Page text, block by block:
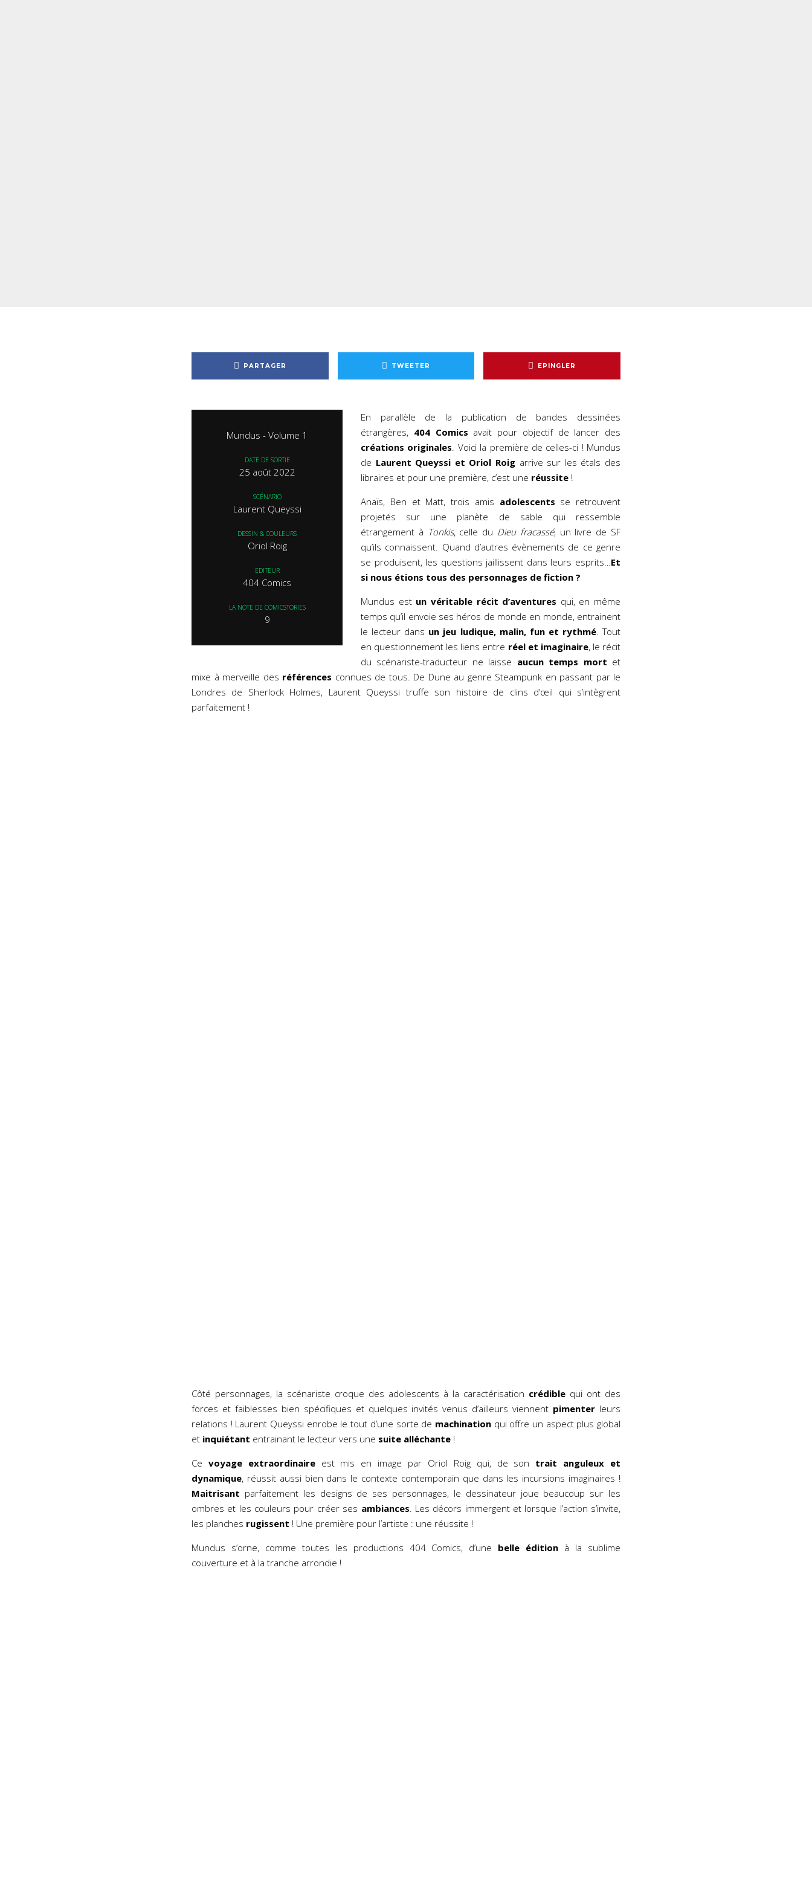
PARTAGER TWEETER EPINGLER
Mundus - Volume 1
DATE DE SORTIE
25 août 2022
SCÉNARIO
Laurent Queyssi
DESSIN & COULEURS
Oriol Roig
EDITEUR
404 Comics
LA NOTE DE COMICSTORIES
9
En parallèle de la publication de bandes dessinées
étrangères, 404 Comics avait pour objectif de lancer des
créations originales. Voici la première de celles-ci ! Mundus
de Laurent Queyssi et Oriol Roig arrive sur les étals des
libraires et pour une première, c’est une réussite !
Anaïs, Ben et Matt, trois amis adolescents se retrouvent
projetés sur une planète de sable qui ressemble
étrangement à Tonkis, celle du Dieu fracassé, un livre de SF
qu’ils connaissent. Quand d’autres évènements de ce genre
se produisent, les questions jaillissent dans leurs esprits…Et
si nous étions tous des personnages de fiction ?
Mundus est un véritable récit d’aventures qui, en même
temps qu’il envoie ses héros de monde en monde, entrainent
le lecteur dans un jeu ludique, malin, fun et rythmé. Tout
en questionnement les liens entre réel et imaginaire, le récit
du scénariste-traducteur ne laisse aucun temps mort et
mixe à merveille des références connues de tous. De Dune au genre Steampunk en passant par le
Londres de Sherlock Holmes, Laurent Queyssi truffe son histoire de clins d’œil qui s’intègrent
parfaitement !
Côté personnages, la scénariste croque des adolescents à la caractérisation crédible qui ont des
forces et faiblesses bien spécifiques et quelques invités venus d’ailleurs viennent pimenter leurs
relations ! Laurent Queyssi enrobe le tout d’une sorte de machinationqui offre un aspect plus global
et inquiétant entrainant le lecteur vers une suite alléchante !
Ce voyage extraordinaireest mis en image par Oriol Roig qui, de son trait anguleux et
dynamique, réussit aussi bien dans le contexte contemporain que dans les incursions imaginaires !
Maitrisant parfaitement les designs de ses personnages, le dessinateur joue beaucoup sur les
ombres et les couleurs pour créer ses ambiances. Les décors immergent et lorsque l’action s’invite,
les planches rugissent ! Une première pour l’artiste : une réussite !
Mundus s’orne, comme toutes les productions 404 Comics, d’une belle édition à la sublime
couverture et à la tranche arrondie !